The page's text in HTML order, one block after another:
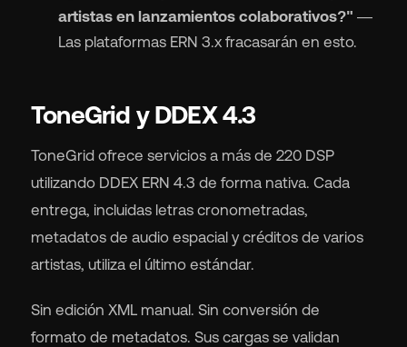
artistas en lanzamientos colaborativos?" —
Las plataformas ERN 3.x fracasarán en esto.
ToneGrid y DDEX 4.3
ToneGrid ofrece servicios a más de 220 DSP
utilizando DDEX ERN 4.3 de forma nativa. Cada
entrega, incluidas letras cronometradas,
metadatos de audio espacial y créditos de varios
artistas, utiliza el último estándar.
Sin edición XML manual. Sin conversión de
formato de metadatos. Sus cargas se validan